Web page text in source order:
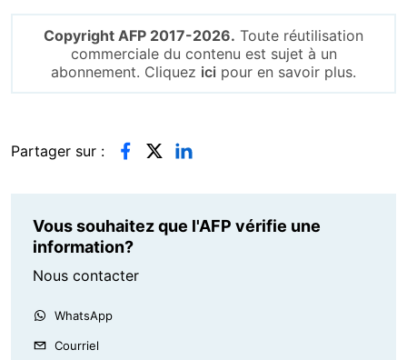
Copyright AFP 2017-2026. Toute réutilisation
commerciale du contenu est sujet à un
abonnement. Cliquez ici pour en savoir plus.
Partager sur :
Vous souhaitez que l'AFP vérifie une
information?
Nous contacter
WhatsApp
Courriel